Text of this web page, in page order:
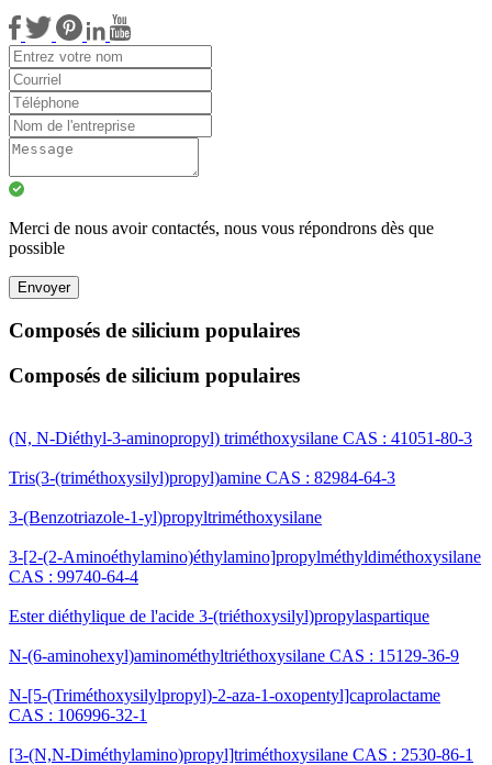
Merci de nous avoir contactés, nous vous répondrons dès que
possible
Envoyer
Composés de silicium populaires
Composés de silicium populaires
(N, N-Diéthyl-3-aminopropyl) triméthoxysilane CAS : 41051-80-3
Tris(3-(triméthoxysilyl)propyl)amine CAS : 82984-64-3
3-(Benzotriazole-1-yl)propyltriméthoxysilane
3-[2-(2-Aminoéthylamino)éthylamino]propylméthyldiméthoxysilane
CAS : 99740-64-4
Ester diéthylique de l'acide 3-(triéthoxysilyl)propylaspartique
N-(6-aminohexyl)aminométhyltriéthoxysilane CAS : 15129-36-9
N-[5-(Triméthoxysilylpropyl)-2-aza-1-oxopentyl]caprolactame
CAS : 106996-32-1
[3-(N,N-Diméthylamino)propyl]triméthoxysilane CAS : 2530-86-1